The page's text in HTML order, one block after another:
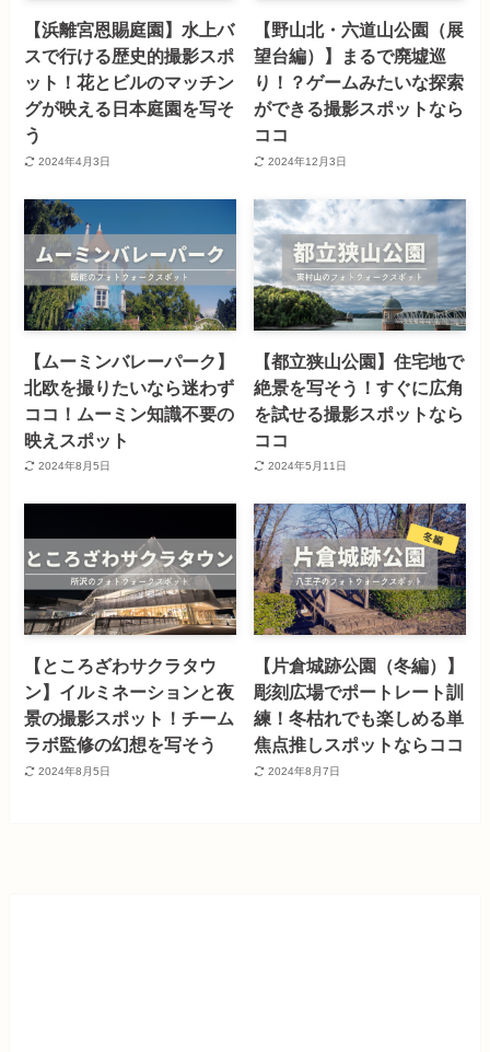
【浜離宮恩賜庭園】水上バ
スで行ける歴史的撮影スポ
ット！花とビルのマッチン
グが映える日本庭園を写そ
う
2024年4月3日
【野山北・六道山公園（展
望台編）】まるで廃墟巡
り！？ゲームみたいな探索
ができる撮影スポットなら
ココ
2024年12月3日
【ムーミンバレーパーク】
北欧を撮りたいなら迷わず
ココ！ムーミン知識不要の
映えスポット
2024年8月5日
【都立狭山公園】住宅地で
絶景を写そう！すぐに広角
を試せる撮影スポットなら
ココ
2024年5月11日
【ところざわサクラタウ
ン】イルミネーションと夜
景の撮影スポット！チーム
ラボ監修の幻想を写そう
2024年8月5日
【片倉城跡公園（冬編）】
彫刻広場でポートレート訓
練！冬枯れでも楽しめる単
焦点推しスポットならココ
2024年8月7日